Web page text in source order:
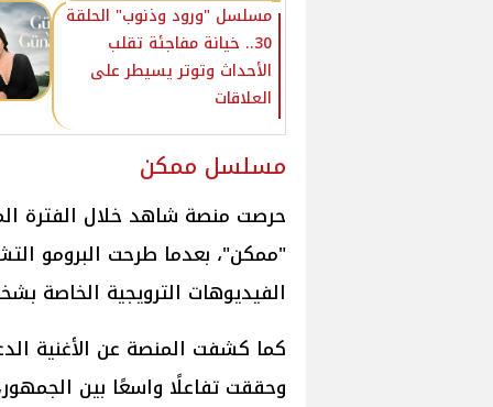
مسلسل "ورود وذنوب" الحلقة
30.. خيانة مفاجئة تقلب
الأحداث وتوتر يسيطر على
العلاقات
مسلسل ممكن
حرصت منصة شاهد خلال الفترة
"ممكن"، بعدما طرحت البرومو
الفيديوهات الترويجية الخاصة
كما كشفت المنصة عن الأغنية
وحققت تفاعلًا واسعًا بين